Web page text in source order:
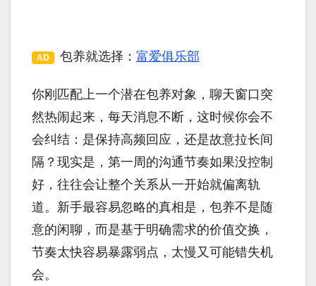
AD 包养就选择： 富爱俱乐部
你刚匹配上一个潜在包养对象，聊天窗口突
然热闹起来，每天消息不断，这时候你会不
会纠结：是保持高频回应，还是故意拉长间
隔？现实是，第一周的沟通节奏如果没控制
好，往往会让整个关系从一开始就偏离轨
道。新手最容易忽略的真相是，包养不是随
意的闲聊，而是基于明确需求的价值交换，
节奏太快容易暴露弱点，太慢又可能错失机
会。